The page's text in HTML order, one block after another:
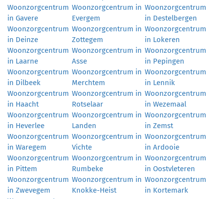
Woonzorgcentrum
in Gavere
Woonzorgcentrum in
Evergem
Woonzorgcentrum
in Destelbergen
Woonzorgcentrum
in Deinze
Woonzorgcentrum in
Zottegem
Woonzorgcentrum
in Lokeren
Woonzorgcentrum
in Laarne
Woonzorgcentrum in
Asse
Woonzorgcentrum
in Pepingen
Woonzorgcentrum
in Dilbeek
Woonzorgcentrum in
Merchtem
Woonzorgcentrum
in Lennik
Woonzorgcentrum
in Haacht
Woonzorgcentrum in
Rotselaar
Woonzorgcentrum
in Wezemaal
Woonzorgcentrum
in Heverlee
Woonzorgcentrum in
Landen
Woonzorgcentrum
in Zemst
Woonzorgcentrum
in Waregem
Woonzorgcentrum in
Vichte
Woonzorgcentrum
in Ardooie
Woonzorgcentrum
in Pittem
Woonzorgcentrum in
Rumbeke
Woonzorgcentrum
in Oostvleteren
Woonzorgcentrum
in Zwevegem
Woonzorgcentrum in
Knokke-Heist
Woonzorgcentrum
in Kortemark